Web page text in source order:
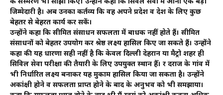
जिम्मेदारी है। अब उनका कर्तव्य कि वह अपने प्रदेश व देश के लिए कुछ
बेहतर से बेहरत कार्य कर सकें।
उन्होंने कहा कि सीमित संसाधन सफलता में बाधक नहीं होते हैं। सीमित
संसाधनों को बेहतर उपयोग कर श्रेष्ठ लक्ष्य हासिल किए जा सकते हैं। उन्होंने
कहा की यह धारणा सही नहीं है कि केवल दिल्ली देहरादून या मैट्रो शहर ही
सिविल सेवा परीक्षा की तैयारी के लिए उपयुक्त स्थान हैँ। दूर दराज के गांव में
भी निर्धारित लक्ष्य बनाकर यह मुकाम हासिल किया जा सकता है। उन्होंने
अकांक्षी होने व सफलता प्राप्त होने के बाद के अनुभव को भी समझाया।